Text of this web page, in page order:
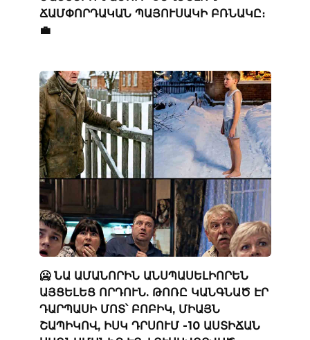
ՃԱՄՓՈՐԴԱԿԱՆ ՊԱՅՈՒՍԱԿԻ ԲՌՆԱԿԸ։
💼
🥶 ՆԱ ԱՄԱՆՈՐԻՆ ԱՆՍՊԱՍԵԼԻՈՐԵՆ
ԱՅՑԵԼԵՑ ՈՐԴՈՒՆ. ԹՈՌԸ ԿԱՆԳՆԱԾ ԷՐ
ԴԱՐՊԱՍԻ ՄՈՏ՝ ԲՈԲԻԿ, ՄԻԱՅՆ
ՇԱՊԻԿՈՎ, ԻՍԿ ԴՐՍՈՒՄ -10 ԱՍՏԻՃԱՆ